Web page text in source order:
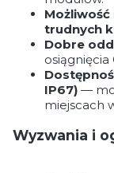
trudnych
Dobre
osiągnięcia
IP67) —
miejscach
Wyzwania i